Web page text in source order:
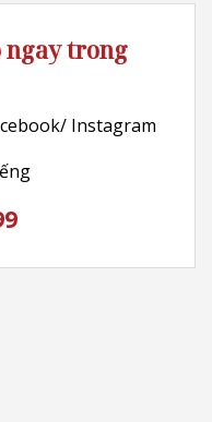
ngay trong
Instagram